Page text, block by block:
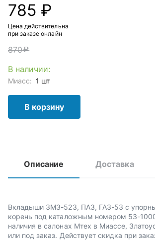
785 ₽
Цена действительна
при заказе онлайн
870c
В наличии:
Миасс: 1 шт
В корзину
Описание Доставка
Вкладыши ЗМЗ-523, ПАЗ, ГАЗ-53 с
корень под каталожным номером 53-
наличия в салонах Мтех в Миассе,
или под заказ. Действует скидка при